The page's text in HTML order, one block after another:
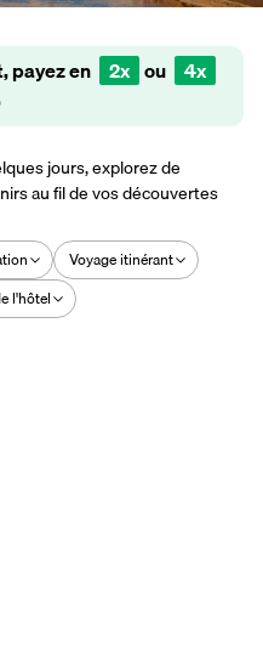
payez en 2x ou 4x
jours, explorez de
au fil de vos découvertes
Voyage itinérant
l'hôtel